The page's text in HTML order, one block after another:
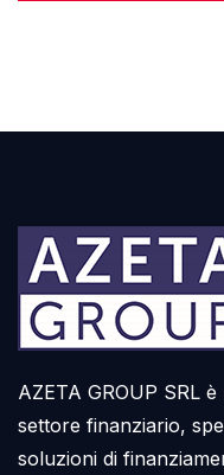
AZETA GROUP SRL
settore finanziario,
soluzioni di